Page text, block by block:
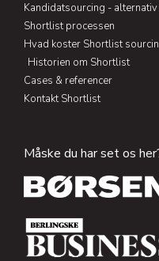
Kandidatsourcing -
Shortlist processen
Hvad koster Shortlist
Historien om Shortlist
Cases & referencer
Kontakt Shortlist
Måske du har set os